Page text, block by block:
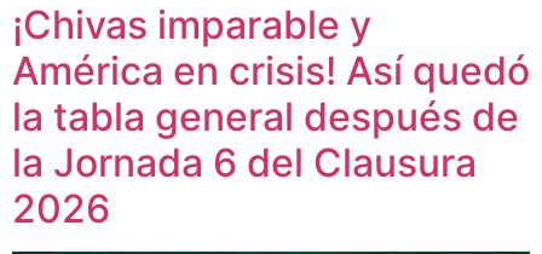
¡Chivas imparable y
América en crisis! Así quedó
la tabla general después de
la Jornada 6 del Clausura
2026